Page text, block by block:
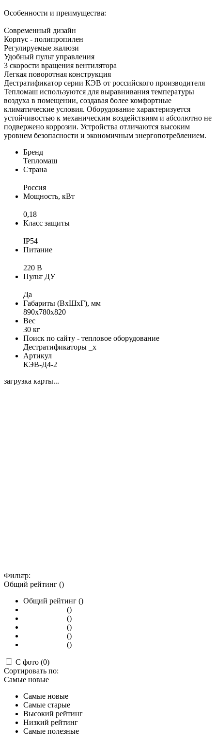
Особенности и преимущества:
Современный дизайн
Корпус - полипропилен
Регулируемые жалюзи
Удобный пульт управления
3 cкорости вращения вентилятора
Легкая поворотная конструкция
Дестратификатор серии КЭВ от российского производителя
Тепломаш используются для выравнивания температуры
воздуха в помещении, создавая более комфортные
климатические условия. Оборудование характеризуется
устойчивостью к механическим воздействиям и абсолютно не
подвержено коррозии. Устройства отличаются высоким
уровнем безопасности и экономичным энергопотреблением.
Бренд
Тепломаш
Страна
Россия
Мощность, кВт
0,18
Класс защиты
IP54
Питание
220 В
Пульт ДУ
Да
Габариты (ВхШхГ), мм
890х780х820
Вес
30 кг
Поиск по сайту - тепловое оборудование
Дестратификаторы _x
Артикул
КЭВ-Д4-2
загрузка карты...
Фильтр:
Общий рейтинг ()
Общий рейтинг ()
()
()
()
()
()
С фото (0)
Сортировать по:
Самые новые
Самые новые
Самые старые
Высокий рейтинг
Низкий рейтинг
Самые полезные